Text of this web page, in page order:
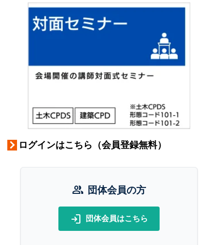
ログインはこちら（会員登録無料）
group 団体会員の方
login 団体会員はこちら